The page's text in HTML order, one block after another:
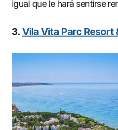
igual que le hará sentirse
3. Vila Vita Parc Resort